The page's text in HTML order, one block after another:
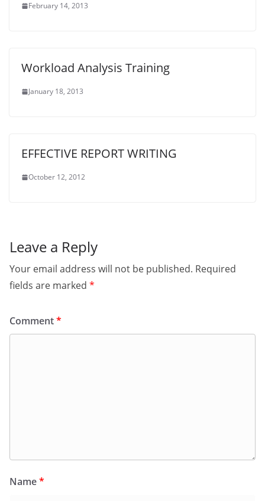
February 14, 2013
Workload Analysis Training
January 18, 2013
EFFECTIVE REPORT WRITING
October 12, 2012
Leave a Reply
Your email address will not be published. Required
fields are marked *
Comment*
Name*